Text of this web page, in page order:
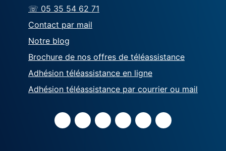
☏ 05 35 54 62 71
Contact par mail
Notre blog
Brochure de nos offres de téléassistance
Adhésion téléassistance en ligne
Adhésion téléassistance par courrier ou mail